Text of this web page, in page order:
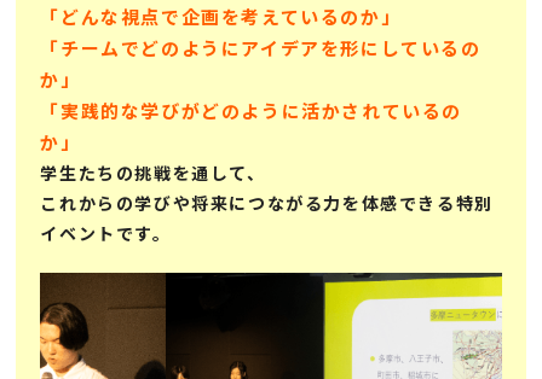
「どんな視点で企画を考えているのか」
「チームでどのようにアイデアを形にしているの
か」
「実践的な学びがどのように活かされているの
か」
学生たちの挑戦を通して、
これからの学びや将来につながる力を体感できる特別
イベントです。